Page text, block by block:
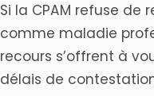
Si la CPAM refuse
comme maladie
recours s’offrent à
délais de